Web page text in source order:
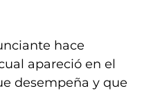
hace
apareció en el
desempeña y que